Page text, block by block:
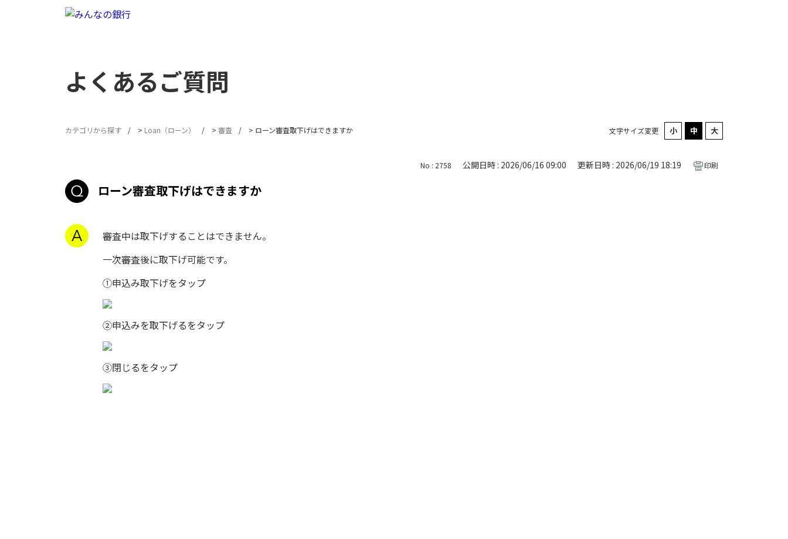
よくあるご質問
文字サイズ変更
カテゴリから探す > Loan（ローン） > 審査 > ローン審査取下げはできますか
No : 2758 公開日時 : 2026/06/16 09:00 更新日時 : 2026/06/19 18:19 印刷
ローン審査取下げはできますか
審査中は取下げすることはできません。
一次審査後に取下げ可能です。
①申込み取下げをタップ
②申込みを取下げるをタップ
③閉じるをタップ